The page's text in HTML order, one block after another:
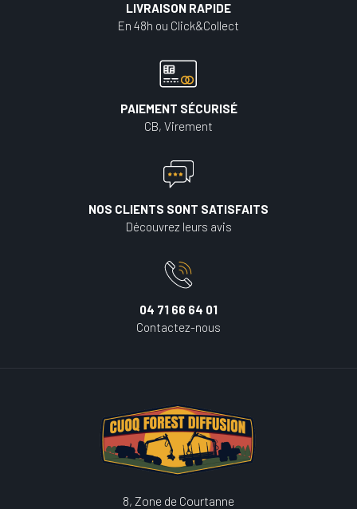
LIVRAISON RAPIDE
En 48h ou Click&Collect
PAIEMENT SÉCURISÉ
CB, Virement
NOS CLIENTS SONT SATISFAITS
Découvrez leurs avis
04 71 66 64 01
Contactez-nous
8, Zone de Courtanne